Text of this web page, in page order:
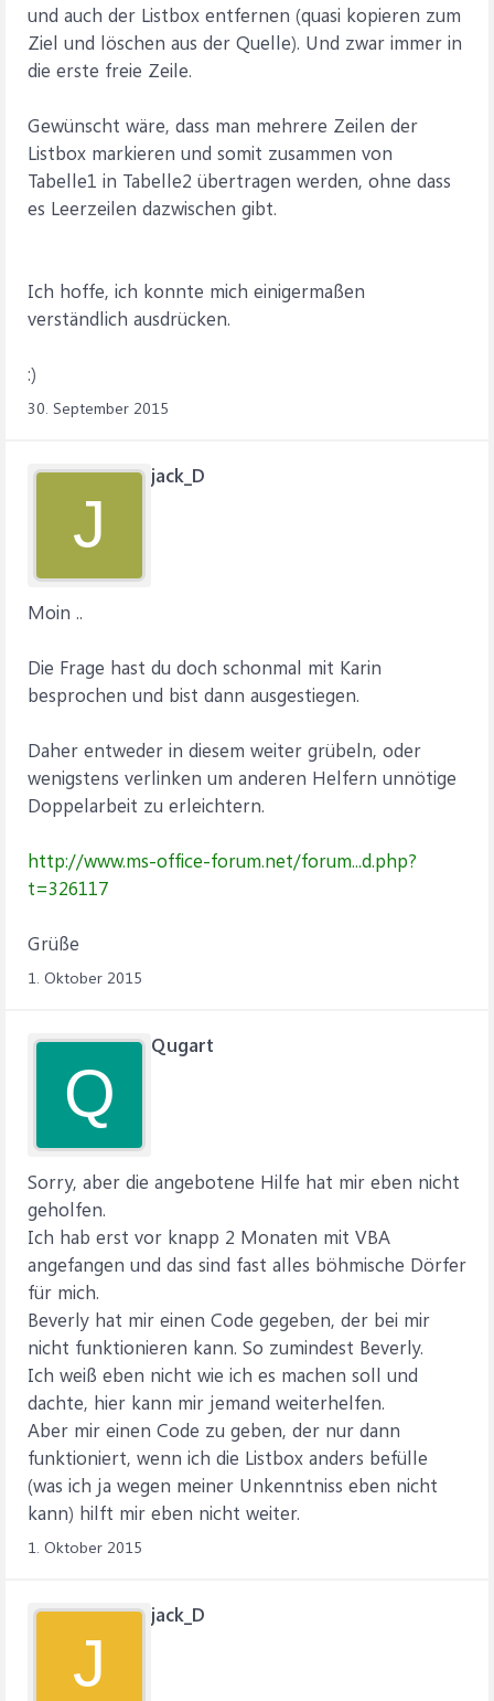
und auch der Listbox entfernen (quasi kopieren zum
Ziel und löschen aus der Quelle). Und zwar immer in
die erste freie Zeile.
Gewünscht wäre, dass man mehrere Zeilen der
Listbox markieren und somit zusammen von
Tabelle1 in Tabelle2 übertragen werden, ohne dass
es Leerzeilen dazwischen gibt.
Ich hoffe, ich konnte mich einigermaßen
verständlich ausdrücken.
:)
30. September 2015
J
jack_D
Moin ..
Die Frage hast du doch schonmal mit Karin
besprochen und bist dann ausgestiegen.
Daher entweder in diesem weiter grübeln, oder
wenigstens verlinken um anderen Helfern unnötige
Doppelarbeit zu erleichtern.
http://www.ms-office-forum.net/forum...d.php?
t=326117
Grüße
1. Oktober 2015
Q
Qugart
Sorry, aber die angebotene Hilfe hat mir eben nicht
geholfen.
Ich hab erst vor knapp 2 Monaten mit VBA
angefangen und das sind fast alles böhmische Dörfer
für mich.
Beverly hat mir einen Code gegeben, der bei mir
nicht funktionieren kann. So zumindest Beverly.
Ich weiß eben nicht wie ich es machen soll und
dachte, hier kann mir jemand weiterhelfen.
Aber mir einen Code zu geben, der nur dann
funktioniert, wenn ich die Listbox anders befülle
(was ich ja wegen meiner Unkenntniss eben nicht
kann) hilft mir eben nicht weiter.
1. Oktober 2015
J
jack_D